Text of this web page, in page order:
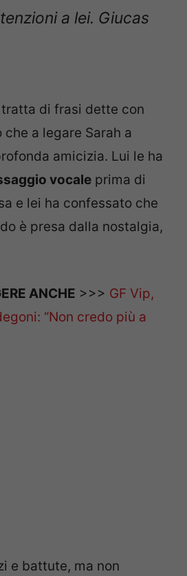
a lei. Giucas
di frasi dette con
a legare Sarah a
amicizia. Lui le ha
vocale prima di
e lei ha confessato che
è presa dalla nostalgia,
ANCHE >>> GF Vip,
“Non credo più a
e battute, ma non